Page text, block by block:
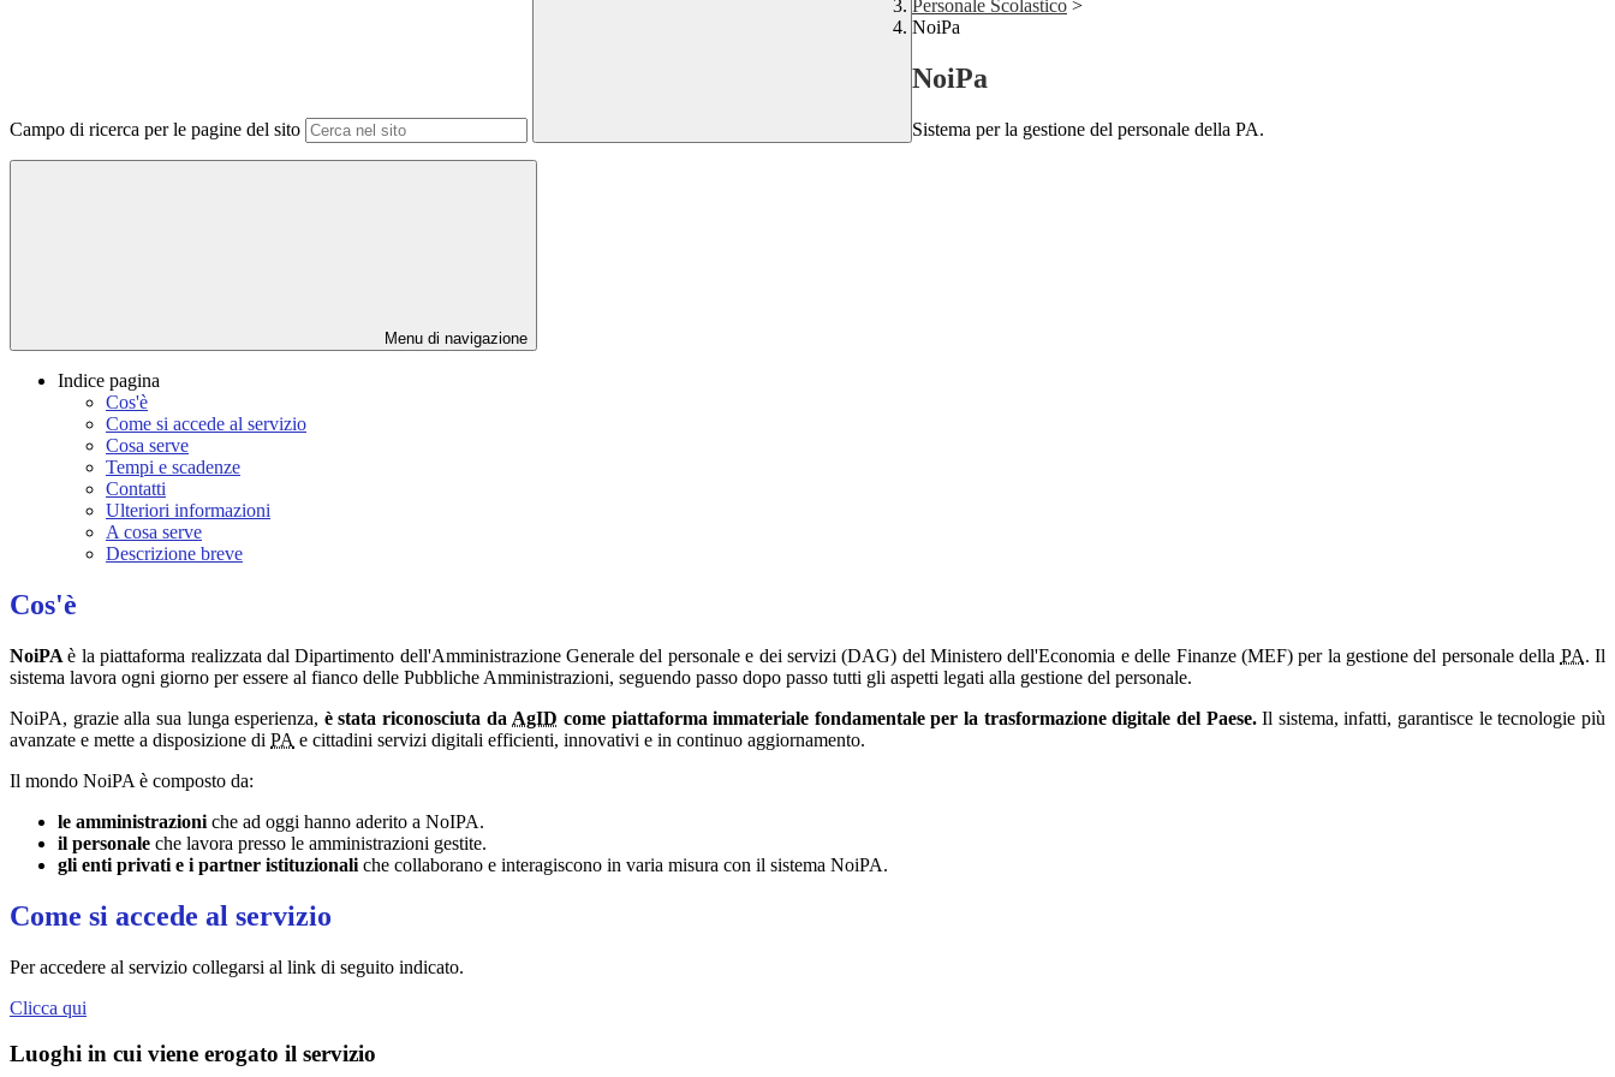
Campo di ricerca per le pagine del sito
Personale Scolastico >
NoiPa
NoiPa
Sistema per la gestione del personale della PA.
Menu di navigazione
Indice pagina
Cos'è
Come si accede al servizio
Cosa serve
Tempi e scadenze
Contatti
Ulteriori informazioni
A cosa serve
Descrizione breve
Cos'è
NoiPAè la piattaforma realizzata dal Dipartimento dell'Amministrazione Generale del personale e dei servizi (DAG) del Ministero dell'Economia e delle Finanze (MEF) per la gestione del personale della PA. Il
sistema lavora ogni giorno per essere al fianco delle Pubbliche Amministrazioni, seguendo passo dopo passo tutti gli aspetti legati alla gestione del personale.
NoiPA, grazie alla sua lunga esperienza, è stata riconosciuta da AgID come piattaforma immateriale fondamentale per la trasformazione digitale del Paese.Il sistema, infatti, garantisce le tecnologie più
avanzate e mette a disposizione di PA e cittadini servizi digitali efficienti, innovativi e in continuo aggiornamento.
Il mondo NoiPA è composto da:
le amministrazioni che ad oggi hanno aderito a NoIPA.
il personale che lavora presso le amministrazioni gestite.
gli enti privati e i partner istituzionali che collaborano e interagiscono in varia misura con il sistema NoiPA.
Come si accede al servizio
Per accedere al servizio collegarsi al link di seguito indicato.
Clicca qui
Luoghi in cui viene erogato il servizio